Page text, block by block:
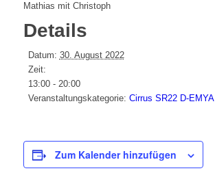
Mathias mit Christoph
Details
Datum: 30. August 2022
Zeit:
13:00 - 20:00
Veranstaltungskategorie: Cirrus SR22 D-EMYA
Zum Kalender hinzufügen